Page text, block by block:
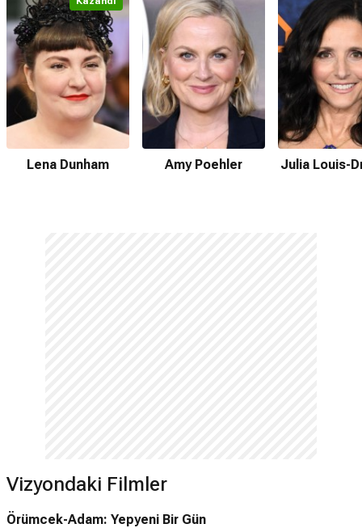
Lena Dunham Amy Poehler Julia Louis-
Vizyondaki Filmler
Örümcek-Adam: Yepyeni Bir Gün